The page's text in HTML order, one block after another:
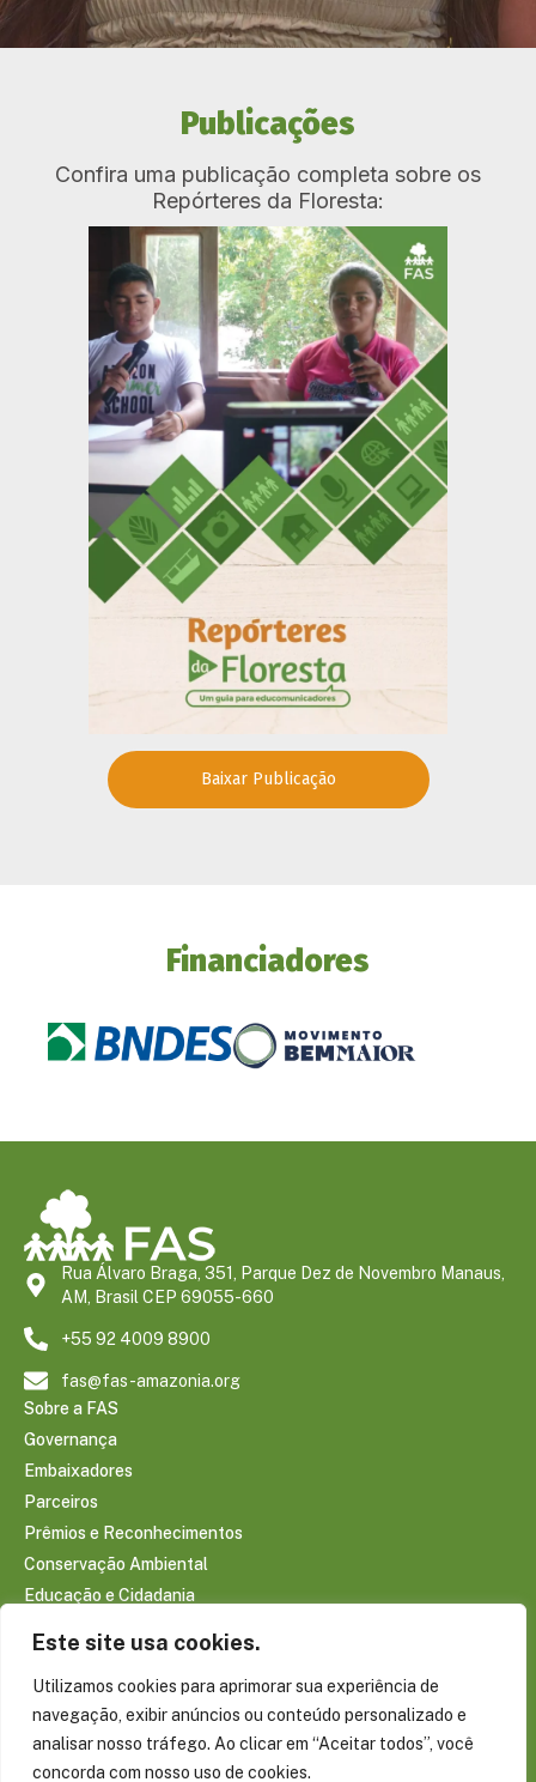
Este site usa cookies.
Utilizamos cookies para aprimorar sua experiência de
navegação, exibir anúncios ou conteúdo personalizado e
analisar nosso tráfego. Ao clicar em “Aceitar todos”, você
concorda com nosso uso de cookies.
Publicações
Confira uma publicação completa sobre os
Repórteres da Floresta:
Baixar Publicação
Financiadores
Rua Álvaro Braga, 351, Parque Dez de Novembro Manaus,
AM, Brasil CEP 69055-660
+55 92 4009 8900
fas@fas-amazonia.org
Sobre a FAS
Governança
Embaixadores
Parceiros
Prêmios e Reconhecimentos
Conservação Ambiental
Educação e Cidadania
Sociobioeconomia Amazônica
CONTEÚDOS
Notícias